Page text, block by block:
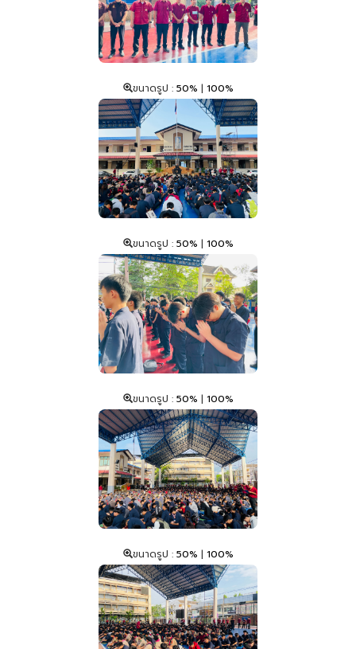
ขนาดรูป : 50% | 100%
ขนาดรูป : 50% | 100%
ขนาดรูป : 50% | 100%
ขนาดรูป : 50% | 100%